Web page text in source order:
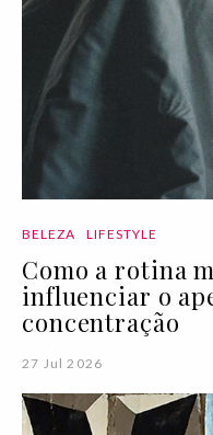
BELEZA LIFESTYLE
Como a rotina
influenciar o
concentração
27 Jul 2026